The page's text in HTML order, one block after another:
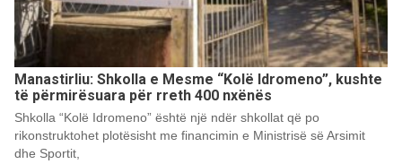
Manastirliu: Shkolla e Mesme “Kolë Idromeno”, kushte
të përmirësuara për rreth 400 nxënës
Shkolla “Kolë Idromeno” është një ndër shkollat që po
rikonstruktohet plotësisht me financimin e Ministrisë së Arsimit
dhe Sportit,